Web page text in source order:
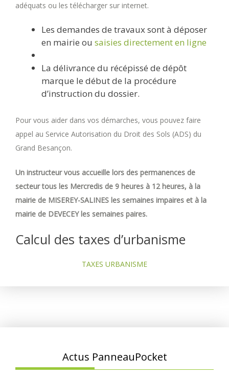
adéquats ou les télécharger sur internet.
Les demandes de travaux sont à déposer
en mairie ou saisies directement en ligne
La délivrance du récépissé de dépôt
marque le début de la procédure
d’instruction du dossier.
Pour vous aider dans vos démarches, vous pouvez faire
appel au Service Autorisation du Droit des Sols (ADS) du
Grand Besançon.
Un instructeur vous accueille lors des permanences de
secteur tous les Mercredis de 9 heures à 12 heures, à la
mairie de MISEREY-SALINES les semaines impaires et à la
mairie de DEVECEY les semaines paires.
Calcul des taxes d’urbanisme
TAXES URBANISME
Actus PanneauPocket